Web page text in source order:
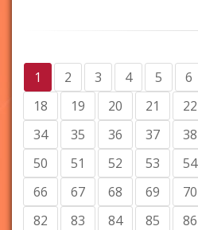
1 2 3 4 5 6
18
19 20 21 22
34
35 36 37 38
50
51 52 53 54
66
67 68 69 70
82
83 84 85 86